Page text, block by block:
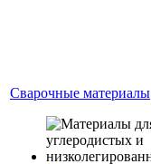
Сварочные материалы